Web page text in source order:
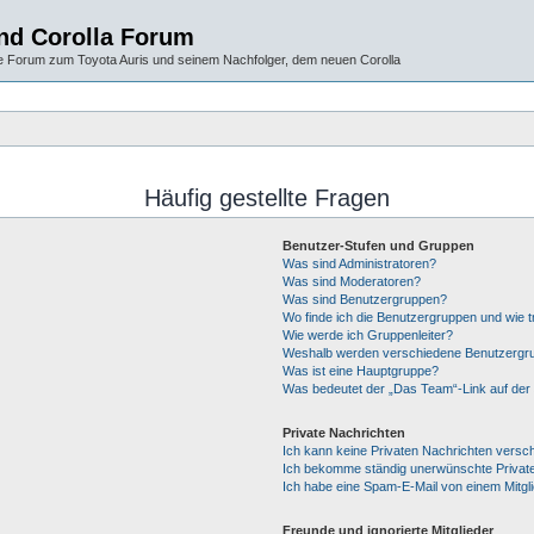
Corolla Forum
zum Toyota Auris und seinem Nachfolger, dem neuen Corolla
Häufig gestellte Fragen
Benutzer-Stufen und Gruppen
Was sind Administratoren?
Was sind Moderatoren?
Was sind Benutzergruppen?
Wo finde ich die Benutzergruppen und wie
Wie werde ich Gruppenleiter?
Weshalb werden verschiedene
Was ist eine Hauptgruppe?
Was bedeutet der „Das Team“-Link auf
Private Nachrichten
Ich kann keine Privaten Nachrichten
Ich bekomme ständig unerwünschte
Ich habe eine Spam-E-Mail von einem
Freunde und ignorierte Mitglieder